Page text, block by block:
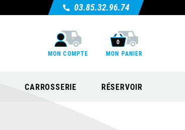
03.85.32.96.74
MON COMPTE
0
MON PANIER
CARROSSERIE RÉSERVOIR